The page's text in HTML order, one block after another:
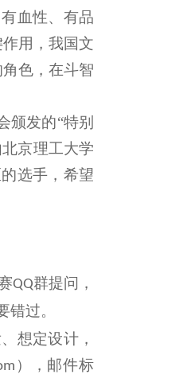
血性、有品
用，我国文
角色，在斗智
颁发的“特别
京理工大学
选手，希望
QQ群提问，
错过。
想定设计，
），邮件标